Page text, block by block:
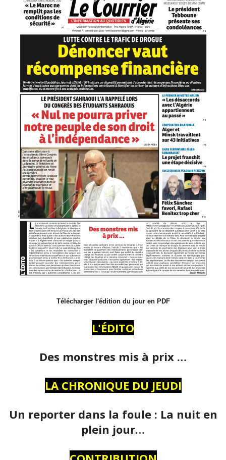
Télécharger l'édition du jour en PDF
L'ÉDITO
Des monstres mis à prix …
LA CHRONIQUE DU JEUDI
Un reporter dans la foule : La nuit en
plein jour…